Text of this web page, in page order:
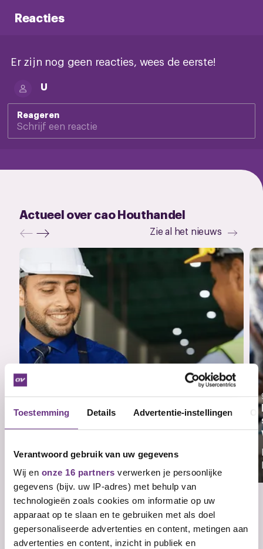
Toestemming Details Advertentie-instellingen
Verantwoord gebruik van uw gegevens
Wij en onze 16 partners verwerken je persoonlijke
gegevens (bijv. uw IP-adres) met behulp van
technologieën zoals cookies om informatie op uw
apparaat op te slaan en te gebruiken met als doel
gepersonaliseerde advertenties en content, metingen aan
advertenties en content, inzicht in publiek en
Reacties
Er zijn nog geen reacties, wees de eerste!
U
Reageren
Actueel over cao Houthandel
Zie al het nieuws
1 juli 2026
Ontslagronde TABS
Reorganisatie TABS Holland (Timber and
Veelgestelde vragen